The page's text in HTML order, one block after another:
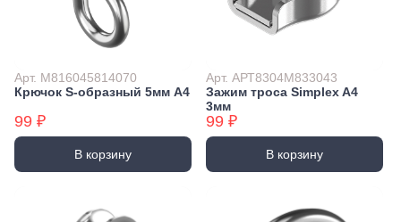
Арт. М816045814070
Крючок S-образный 5мм А4
99 ₽
В корзину
Арт. АРТ8304М833043
Зажим троса Simplex A4
3мм
99 ₽
В корзину